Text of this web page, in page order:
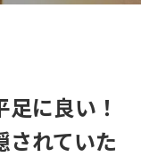
に良い！
されていた